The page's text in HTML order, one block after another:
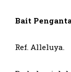
Bait
Ref. Alleluya.